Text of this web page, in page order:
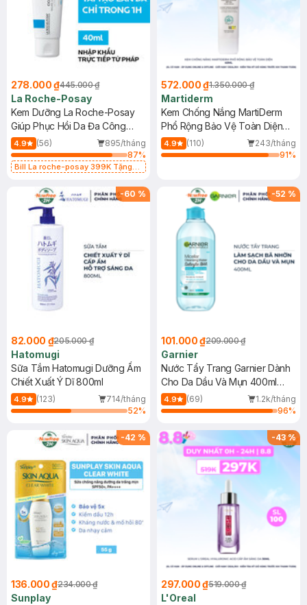
278.000 ₫445.000 ₫
La Roche-Posay
Kem Dưỡng La Roche-Posay
Giúp Phục Hồi Da Đa Công
Dụng 40ml
4.9 (56)
895/tháng
87%
Bill La roche-posay 399K Tặng
(SL có hạn)
572.000 ₫1.350.000 ₫
Martiderm
Kem Chống Nắng MartiDerm
Phổ Rộng Bảo Vệ Toàn Diện
40ml
4.9 (110)
243/tháng
91%
-60 %
82.000 ₫205.000 ₫
Hatomugi
Sữa Tắm Hatomugi Dưỡng Ẩm
Chiết Xuất Ý Dĩ 800ml
4.9 (123)
714/tháng
52%
-52 %
101.000 ₫209.000 ₫
Garnier
Nước Tẩy Trang Garnier Dành
Cho Da Dầu Và Mụn 400ml
(Mới)
4.9 (69)
1.2k/tháng
96%
-42 %
136.000 ₫234.000 ₫
Sunplay
-43%
297.000 ₫519.000 ₫
L'Oreal